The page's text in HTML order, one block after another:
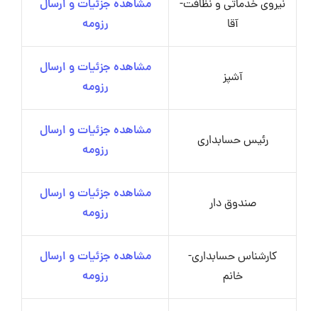
نیروی خدماتی و نظافت-
آقا
مشاهده جزئیات و ارسال
رزومه
آشپز
مشاهده جزئیات و ارسال
رزومه
رئیس حسابداری
مشاهده جزئیات و ارسال
رزومه
صندوق دار
مشاهده جزئیات و ارسال
رزومه
کارشناس حسابداری-
خانم
مشاهده جزئیات و ارسال
رزومه